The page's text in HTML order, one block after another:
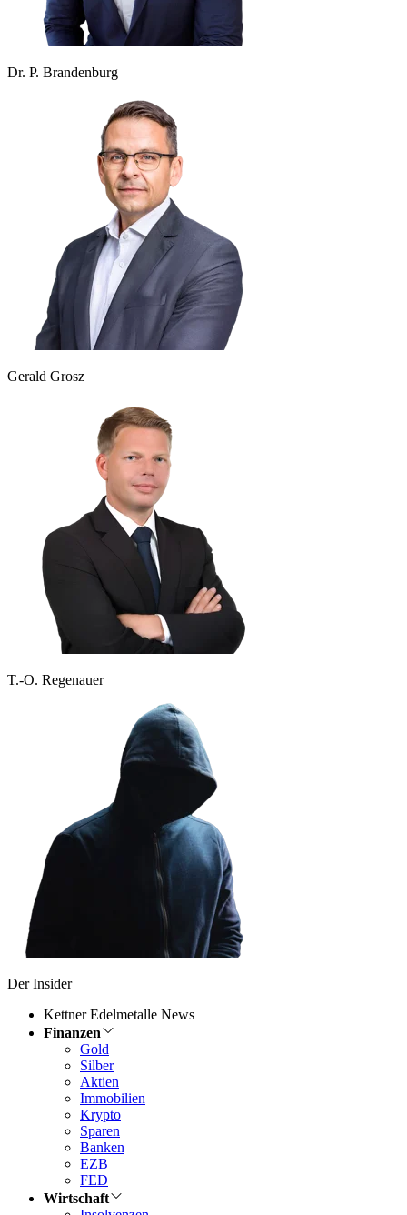
Dr. P. Brandenburg
Gerald Grosz
T.-O. Regenauer
Der Insider
Kettner Edelmetalle News
Finanzen
Gold
Silber
Aktien
Immobilien
Krypto
Sparen
Banken
EZB
FED
Wirtschaft